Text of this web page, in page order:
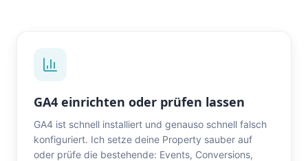
GA4 einrichten oder prüfen lassen
GA4 ist schnell installiert und genauso schnell falsch
konfiguriert. Ich setze deine Property sauber auf
oder prüfe die bestehende: Events, Conversions,